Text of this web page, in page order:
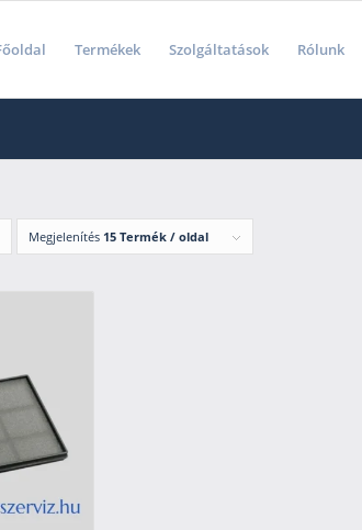
Termékek Szolgáltatások Rólunk
Megjelenítés 15 Termék / oldal